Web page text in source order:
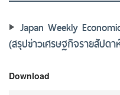
Japan Weekly
(สรุปข่าวเศรษฐกิจรายสัปด
Download